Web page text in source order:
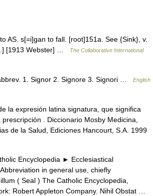
AS. s[=i]gan to fall. [root]151a. See {Sink}, v.
[1913 Webster] …
The Collaborative International
1. Signor 2. Signore 3. Signori …
English
la expresión latina signatura, que significa
. Diccionario Mosby Medicina,
de la Salud, Ediciones Hancourt, S.A. 1999
Encyclopedia ► Ecclesiastical
in general use, chiefly
( Seal ) The Catholic Encyclopedia,
Robert Appleton Company. Nihil Obstat …